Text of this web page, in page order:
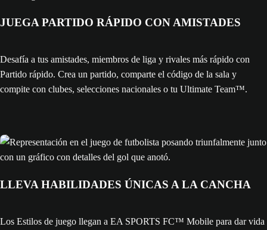
JUEGA PARTIDO RÁPIDO CON AMISTADES
Desafía a tus amistades, miembros de liga y rivales más rápido con
Partido rápido. Crea un partido, comparte el código de la sala y
compite con clubes, selecciones nacionales o tu Ultimate Team™.
LLEVA HABILIDADES ÚNICAS A LA CANCHA
Los Estilos de juego llegan a EA SPORTS FC™ Mobile para dar vida